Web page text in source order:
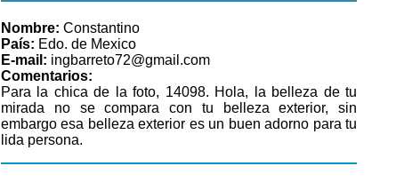
Nombre: Constantino
País: Edo. de Mexico
E-mail: ingbarreto72@gmail.com
Comentarios:
Para la chica de la foto, 14098. Hola, la belleza de tu
mirada no se compara con tu belleza exterior, sin
embargo esa belleza exterior es un buen adorno para tu
lida persona.